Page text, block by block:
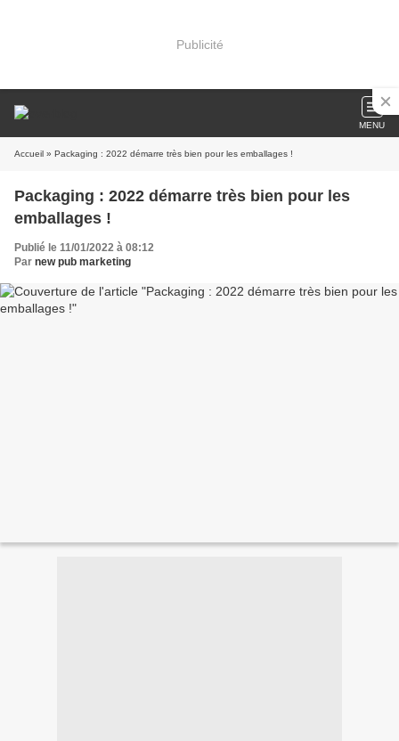
Publicité
MENU
Accueil » Packaging : 2022 démarre très bien pour les emballages !
Packaging : 2022 démarre très bien pour les
emballages !
Publié le 11/01/2022 à 08:12
Par new pub marketing